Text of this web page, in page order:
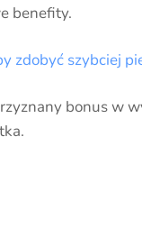
benefity.
zdobyć szybciej
bonus w